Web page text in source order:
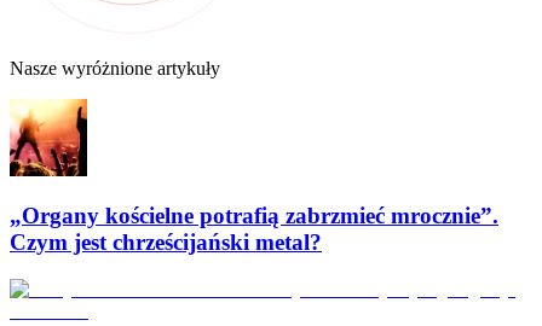
Nasze wyróżnione artykuły
„Organy kościelne potrafią zabrzmieć mrocznie”.
Czym jest chrześcijański metal?